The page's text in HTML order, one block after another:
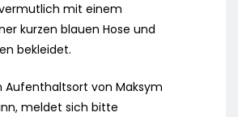
mit einem
kurzen blauen Hose und
bekleidet.
Aufenthaltsort von Maksym
meldet sich bitte